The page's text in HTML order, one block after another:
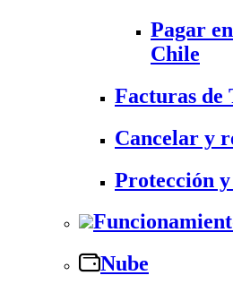
Pagar
Chile
Facturas de
Cancelar y
Protección
Nube